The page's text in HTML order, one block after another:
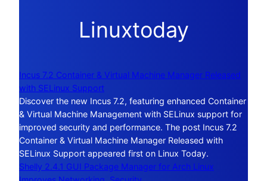
Linuxtoday
Incus 7.2 Container & Virtual Machine Manager Released
with SELinux Support
Discover the new Incus 7.2, featuring enhanced Container
& Virtual Machine Management with SELinux support for
improved security and performance. The post Incus 7.2
Container & Virtual Machine Manager Released with
SELinux Support appeared first on Linux Today.
Shelly 2.4.1 GUI Package Manager for Arch Linux